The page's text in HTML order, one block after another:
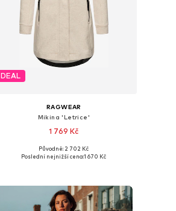
DEAL
RAGWEAR
Mikina 'Letrice'
1 769 Kč
+ 2
Dostupné velikosti: S, M, L, XL, XXXL, 4XL
Původně: 2 702 Kč
Poslední nejnižší cena:1 670 Kč